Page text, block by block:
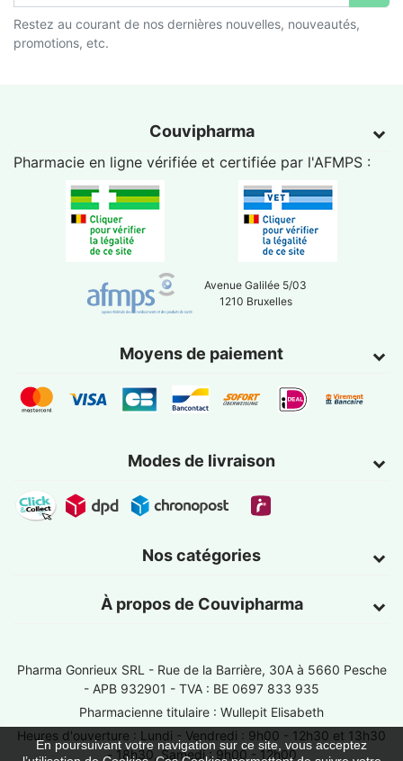
Restez au courant de nos dernières nouvelles, nouveautés,
promotions, etc.
Couvipharma
Pharmacie en ligne vérifiée et certifiée par l'AFMPS :
Avenue Galilée 5/03
1210 Bruxelles
Moyens de paiement
Modes de livraison
Nos catégories
À propos de Couvipharma
En poursuivant votre navigation sur ce site, vous acceptez
Pharma Gonrieux SRL - Rue de la Barrière, 30A à 5660 Pesche
- APB 932901 - TVA : BE 0697 833 935
Pharmacienne titulaire : Wullepit Elisabeth
Heures d'ouverture : Lundi - Vendredi : 9h00 - 12h30 et 13h30
- 18h30, Samedi : 9h00 - 12h00